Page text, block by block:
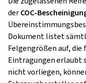
derCOC-
Dokument listet
Felgengrößen auf, die
Eintragungen erlaubt
nicht vorliegen,